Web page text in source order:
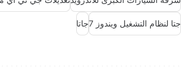
جتا لنظام التشغيل ويندوز 7 جاتا